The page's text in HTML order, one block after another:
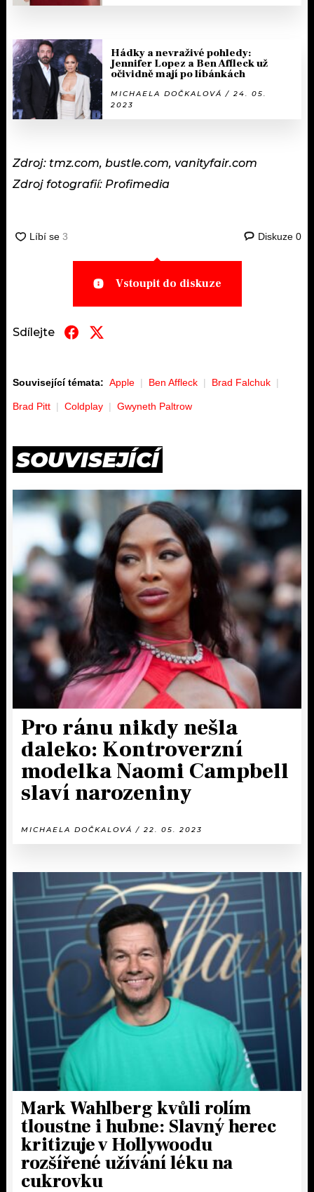
Hádky a nevraživé pohledy:
Jennifer Lopez a Ben Affleck už
očividně mají po líbánkách
MICHAELA DOČKALOVÁ / 24. 05.
2023
Zdroj: tmz.com, bustle.com, vanityfair.com
Zdroj fotografií: Profimedia
Diskuze 0
Vstoupit do diskuze
Sdílejte
Související témata: Apple Ben Affleck Brad Falchuk
Brad Pitt Coldplay Gwyneth Paltrow
SOUVISEJÍCÍ
Pro ránu nikdy nešla
daleko: Kontroverzní
modelka Naomi Campbell
slaví narozeniny
MICHAELA DOČKALOVÁ / 22. 05. 2023
Mark Wahlberg kvůli rolím
tloustne i hubne: Slavný herec
kritizuje v Hollywoodu
rozšířené užívání léku na
cukrovku